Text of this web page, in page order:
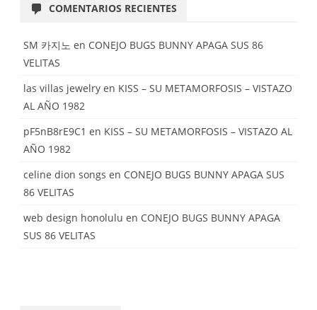
COMENTARIOS RECIENTES
SM 카지노 en CONEJO BUGS BUNNY APAGA SUS 86
VELITAS
las villas jewelry en KISS – SU METAMORFOSIS – VISTAZO
AL AÑO 1982
pF5nB8rE9C1 en KISS – SU METAMORFOSIS – VISTAZO AL
AÑO 1982
celine dion songs en CONEJO BUGS BUNNY APAGA SUS
86 VELITAS
web design honolulu en CONEJO BUGS BUNNY APAGA
SUS 86 VELITAS